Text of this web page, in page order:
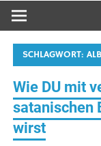
SCHLAGWORT:
Wie DU mit
satanischen
wirst